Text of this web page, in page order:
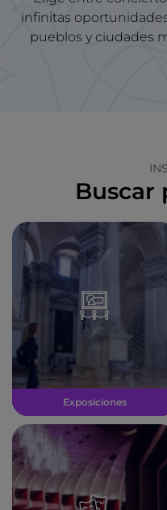
infinitas
pueblos y ciudades
Buscar
Exposiciones